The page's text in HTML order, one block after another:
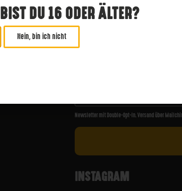
ABONNIERE UNSEREN
Newsletter mit Double-Opt-In. Versand über
INSTAGRAM
BIST DU 16 ODER ÄLTER?
Nein, bin ich nicht